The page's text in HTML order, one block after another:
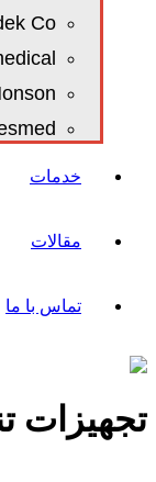
Co
خدمات
مقالات
تماس با ما
تجهیزات